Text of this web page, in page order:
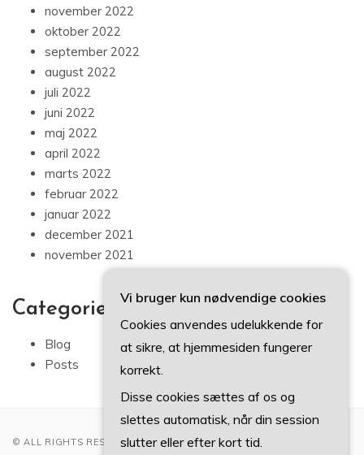
november 2022
oktober 2022
september 2022
august 2022
juli 2022
juni 2022
maj 2022
april 2022
marts 2022
februar 2022
januar 2022
december 2021
november 2021
Categories
Blog
Posts
© ALL RIGHTS RESERVED 2022
Vi bruger kun nødvendige cookies
Cookies anvendes udelukkende for
at sikre, at hjemmesiden fungerer
korrekt.
Disse cookies sættes af os og
slettes automatisk, når din session
slutter eller efter kort tid.